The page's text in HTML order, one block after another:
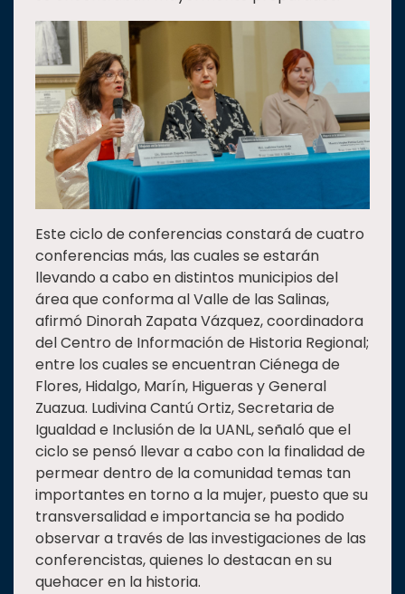
Este ciclo de conferencias constará de cuatro
conferencias más, las cuales se estarán
llevando a cabo en distintos municipios del
área que conforma al Valle de las Salinas,
afirmó Dinorah Zapata Vázquez, coordinadora
del Centro de Información de Historia Regional;
entre los cuales se encuentran Ciénega de
Flores, Hidalgo, Marín, Higueras y General
Zuazua. Ludivina Cantú Ortiz, Secretaria de
Igualdad e Inclusión de la UANL, señaló que el
ciclo se pensó llevar a cabo con la finalidad de
permear dentro de la comunidad temas tan
importantes en torno a la mujer, puesto que su
transversalidad e importancia se ha podido
observar a través de las investigaciones de las
conferencistas, quienes lo destacan en su
quehacer en la historia.